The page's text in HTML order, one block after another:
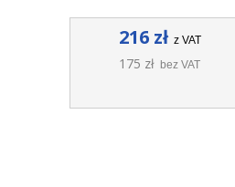
216 zł z VAT
175 zł bez VAT